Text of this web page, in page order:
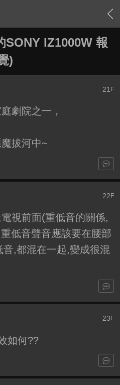
› 內容
IZ1000W 報
)
21 F
劇院之一，
拔河中~
22F
視前面(重低音的關係,
低音聲音應該要在腰部
,都混在一起,變成很混
23F
如何??